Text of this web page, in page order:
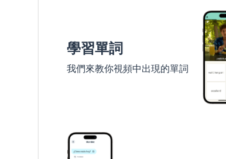
學習單詞
我們來教你視頻中出現的單詞